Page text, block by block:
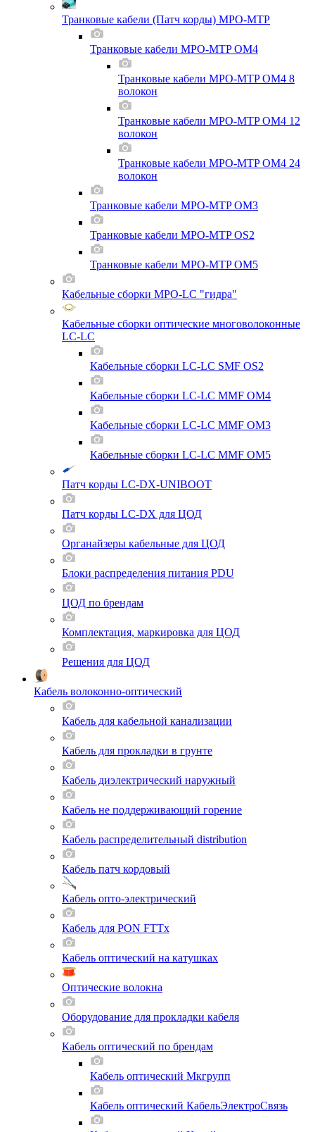
Транковые кабели (Патч корды) MPO-MTP
Транковые кабели MPO-MTP OM4
Транковые кабели MPO-MTP OM4 8
волокон
Транковые кабели MPO-MTP OM4 12
волокон
Транковые кабели MPO-MTP OM4 24
волокон
Транковые кабели MPO-MTP OM3
Транковые кабели MPO-MTP OS2
Транковые кабели MPO-MTP OM5
Кабельные сборки MPO-LC "гидра"
Кабельные сборки оптические многоволоконные
LC-LC
Кабельные сборки LC-LC SMF OS2
Кабельные сборки LC-LC MMF OM4
Кабельные сборки LC-LC MMF OM3
Кабельные сборки LC-LC MMF OM5
Патч корды LC-DX-UNIBOOT
Патч корды LC-DX для ЦОД
Органайзеры кабельные для ЦОД
Блоки распределения питания PDU
ЦОД по брендам
Комплектация, маркировка для ЦОД
Решения для ЦОД
Кабель волоконно-оптический
Кабель для кабельной канализации
Кабель для прокладки в грунте
Кабель диэлектрический наружный
Кабель не поддерживающий горение
Кабель распределительный distribution
Кабель патч кордовый
Кабель опто-электрический
Кабель для PON FTTx
Кабель оптический на катушках
Оптические волокна
Оборудование для прокладки кабеля
Кабель оптический по брендам
Кабель оптический Мкгрупп
Кабель оптический КабельЭлектроСвязь